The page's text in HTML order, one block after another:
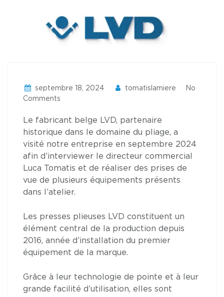
septembre 18, 2024 tomatislamiere
No
Comments
Le fabricant belge LVD, partenaire
historique dans le domaine du pliage, a
visité notre entreprise en septembre 2024
afin d’interviewer le directeur commercial
Luca Tomatis et de réaliser des prises de
vue de plusieurs équipements présents
dans l’atelier.
Les presses plieuses LVD constituent un
élément central de la production depuis
2016, année d’installation du premier
équipement de la marque.
Grâce à leur technologie de pointe et à leur
grande facilité d’utilisation, elles sont